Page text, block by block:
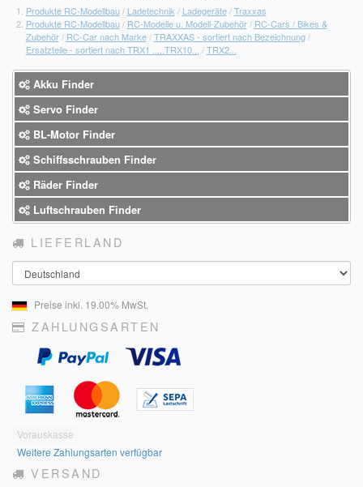
Produkte RC-Modellbau/ Ladetechnik / Ladegeräte/Traxxas
Produkte RC-Modellbau/ RC-Modelle u. Modell-Zubehör/ RC-Cars / Bikes &
Zubehör/ RC-Car nach Marke/TRAXXAS - sortiert nach Bezeichnung/
Ersatzteile - sortiert nach TRX1 .....TRX10... /TRX2...
Akku Finder
Servo Finder
BL-Motor Finder
Schiffsschrauben Finder
Räder Finder
Luftschrauben Finder
LIEFERLAND
Land
Preise inkl. 19.00% MwSt.
ZAHLUNGSARTEN
Vorauskasse
Weitere Zahlungsarten verfügbar
VERSAND